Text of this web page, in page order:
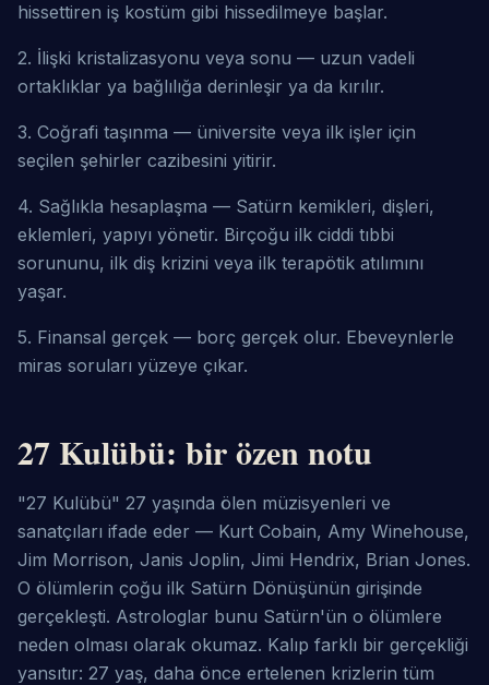
hissettiren iş kostüm gibi hissedilmeye başlar.
2. İlişki kristalizasyonu veya sonu — uzun vadeli
ortaklıklar ya bağlılığa derinleşir ya da kırılır.
3. Coğrafi taşınma — üniversite veya ilk işler için
seçilen şehirler cazibesini yitirir.
4. Sağlıkla hesaplaşma — Satürn kemikleri, dişleri,
eklemleri, yapıyı yönetir. Birçoğu ilk ciddi tıbbi
sorununu, ilk diş krizini veya ilk terapötik atılımını
yaşar.
5. Finansal gerçek — borç gerçek olur. Ebeveynlerle
miras soruları yüzeye çıkar.
27 Kulübü: bir özen notu
"27 Kulübü" 27 yaşında ölen müzisyenleri ve
sanatçıları ifade eder — Kurt Cobain, Amy Winehouse,
Jim Morrison, Janis Joplin, Jimi Hendrix, Brian Jones.
O ölümlerin çoğu ilk Satürn Dönüşünün girişinde
gerçekleşti. Astrologlar bunu Satürn'ün o ölümlere
neden olması olarak okumaz. Kalıp farklı bir gerçekliği
yansıtır: 27 yaş, daha önce ertelenen krizlerin tüm